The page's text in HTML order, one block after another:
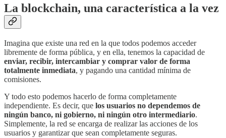
La blockchain, una característica a la vez
Imagina que existe una red en la que todos podemos acceder
libremente de forma pública, y en ella, tenemos la capacidad de
enviar, recibir, intercambiar y comprar valor de forma
totalmente inmediata, y pagando una cantidad mínima de
comisiones.
Y todo esto podemos hacerlo de forma completamente
independiente. Es decir, que los usuarios no dependemos de
ningún banco, ni gobierno, ni ningún otro intermediario.
Simplemente, la red se encarga de realizar las acciones de los
usuarios y garantizar que sean completamente seguras.